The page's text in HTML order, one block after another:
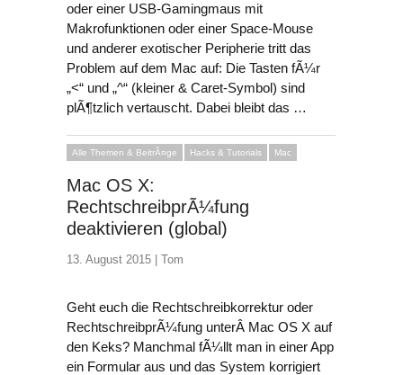
oder einer USB-Gamingmaus mit
Makrofunktionen oder einer Space-Mouse
und anderer exotischer Peripherie tritt das
Problem auf dem Mac auf: Die Tasten fÃ¼r
„<“ und „^“ (kleiner & Caret-Symbol) sind
plÃ¶tzlich vertauscht. Dabei bleibt das …
Alle Themen & BeitrÃ¤ge Hacks & Tutorials Mac
Mac OS X:
RechtschreibprÃ¼fung
deaktivieren (global)
13. August 2015 | Tom
Geht euch die Rechtschreibkorrektur oder
RechtschreibprÃ¼fung unterÂ Mac OS X auf
den Keks? Manchmal fÃ¼llt man in einer App
ein Formular aus und das System korrigiert